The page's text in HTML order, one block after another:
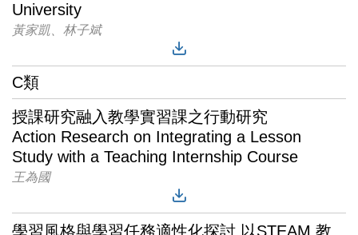
University
黃家凱、林子斌
C類
授課研究融入教學實習課之行動研究
Action Research on Integrating a Lesson
Study with a Teaching Internship Course
王為國
學習風格與學習任務適性化探討 以STEAM 教